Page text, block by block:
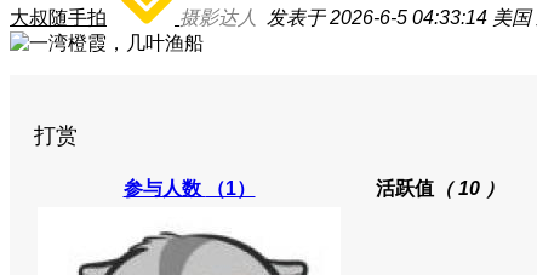
大叔随手拍 摄影达人 发表于 2026-6-5 04:33:14 美国
打赏
参与人数 （1） 活跃值（ 10 ）